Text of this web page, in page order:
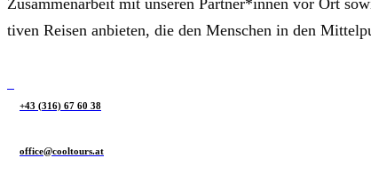
Zusam­men­ar­beit mit unse­ren Part­ner*innen vor Ort
ti­ven Rei­sen anbie­ten, die den Men­schen in den
+43 (316) 67 60 38
office@cool­tours.at